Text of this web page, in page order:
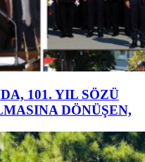
101. YIL SÖZÜ
DÖNÜŞEN,